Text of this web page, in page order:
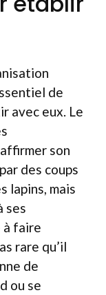
de
avec eux. Le
son
des coups
lapins, mais
ses
à faire
rare qu’il
de
ou se